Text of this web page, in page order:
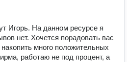
Игорь. На данном ресурсе я
нет. Хочется порадовать вас
много положительных
работаю не под процент, а